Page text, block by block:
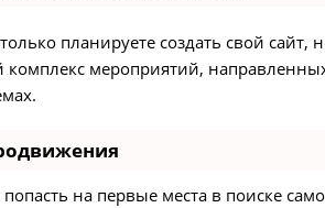
планируете создать свой сайт,
комплекс мероприятий,
на первые места в поиске